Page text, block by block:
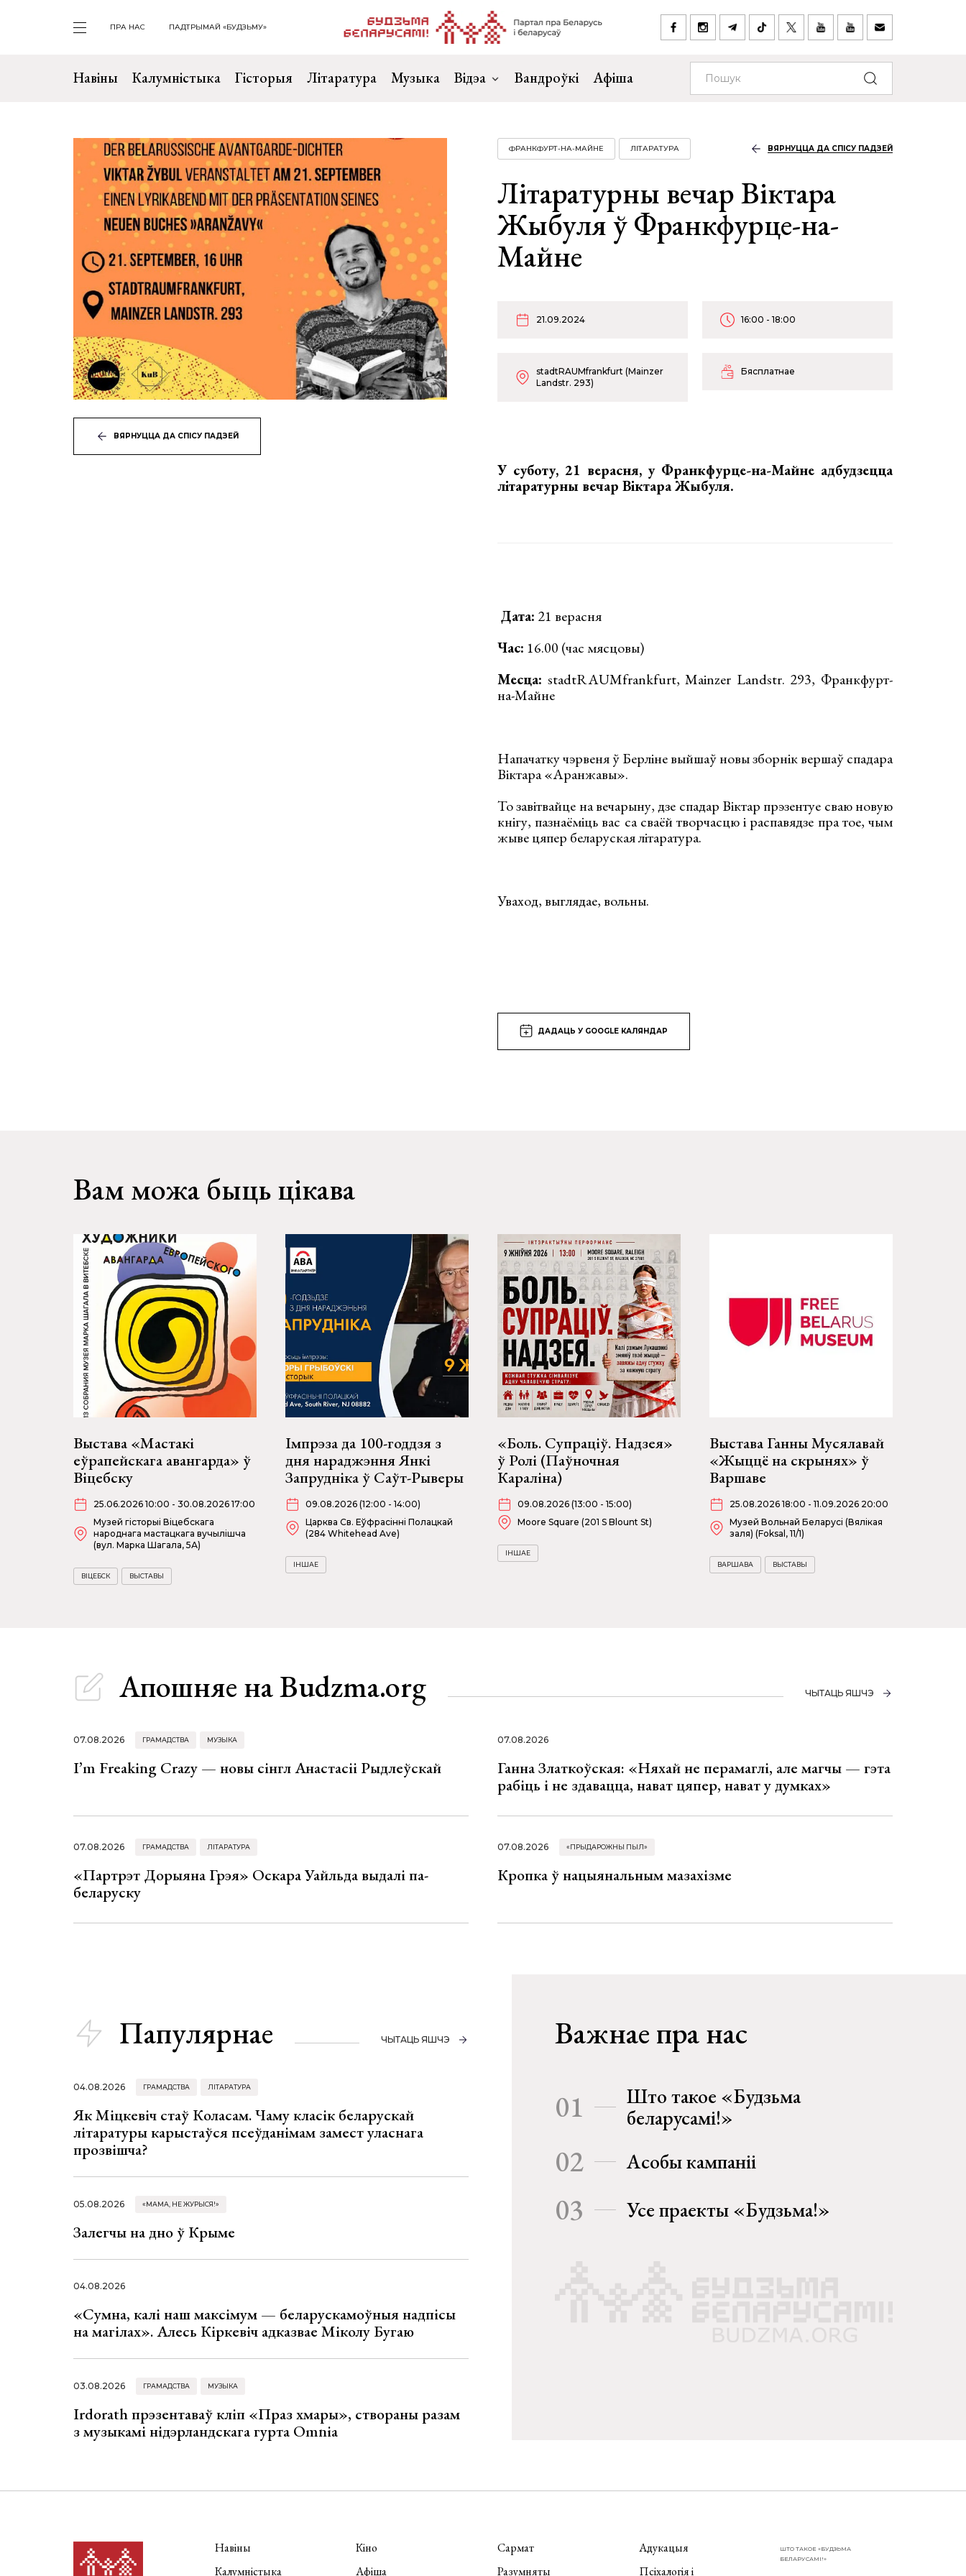
ПРА НАС ПАДТРЫМАЙ «БУДЗЬМУ»
Навіны Калумністыка Гісторыя Літаратура Музыка Відэа Вандроўкі Афіша
ВЯРНУЦЦА ДА СПІСУ ПАДЗЕЙ
ФРАНКФУРТ-НА-МАЙНЕ ЛІТАРАТУРА ВЯРНУЦЦА ДА СПІСУ ПАДЗЕЙ
Літаратурны вечар Віктара
Жыбуля ў Франкфурце-на-
Майне
21.09.2024 16:00 - 18:00
stadtRAUMfrankfurt (Mainzer
Landstr. 293)
Бясплатнае
У суботу, 21 верасня, у Франкфурце-на-Майне адбудзецца
літаратурны вечар Віктара Жыбуля.
Дата: 21 верасня
Час: 16.00 (час мясцовы)
Месца: stadtRAUMfrankfurt, Mainzer Landstr. 293, Франкфурт-
на-Майне
Напачатку чэрвеня ў Берліне выйшаў новы зборнік вершаў спадара
Віктара «Аранжавы».
То завітвайце на вечарыну, дзе спадар Віктар прэзентуе сваю новую
кнігу, пазнаёміць вас са сваёй творчасцю і распавядзе пра тое, чым
жыве цяпер беларуская літаратура.
Уваход, выглядае, вольны.
ДАДАЦЬ У GOOGLE КАЛЯНДАР
Вам можа быць цікава
Выстава «Мастакі
еўрапейскага авангарда» ў
Віцебску
25.06.2026 10:00 - 30.08.2026 17:00
Музей гісторыі Віцебскага
народнага мастацкага вучылішча
(вул. Марка Шагала, 5А)
ВІЦЕБСК ВЫСТАВЫ
Імпрэза да 100-годдзя з
дня нараджэння Янкі
Запрудніка ў Саўт-Рыверы
09.08.2026 (12:00 - 14:00)
Царква Св. Еўфрасінні Полацкай
(284 Whitehead Ave)
ІНШАЕ
«Боль. Супраціў. Надзея»
ў Ролі (Паўночная
Караліна)
09.08.2026 (13:00 - 15:00)
Moore Square (201 S Blount St)
ІНШАЕ
Выстава Ганны Мусялавай
«Жыццё на скрынях» ў
Варшаве
25.08.2026 18:00 - 11.09.2026 20:00
Музей Вольнай Беларусі (Вялікая
заля) (Foksal, 11/1)
ВАРШАВА ВЫСТАВЫ
Апошняе на Budzma.org ЧЫТАЦЬ ЯШЧЭ
07.08.2026 ГРАМАДСТВА МУЗЫКА
I’m Freaking Crazy — новы сінгл Анастасіі Рыдлеўскай
07.08.2026
Ганна Златкоўская: «Няхай не перамаглі, але магчы — гэта
рабіць і не здавацца, нават цяпер, нават у думках»
07.08.2026 ГРАМАДСТВА ЛІТАРАТУРА
«Партрэт Дорыяна Грэя» Оскара Уайльда выдалі па-
беларуску
07.08.2026 «ПРЫДАРОЖНЫ ПЫЛ»
Кропка ў нацыянальным мазахізме
Папулярнае ЧЫТАЦЬ ЯШЧЭ
04.08.2026 ГРАМАДСТВА ЛІТАРАТУРА
Як Міцкевіч стаў Коласам. Чаму класік беларускай
літаратуры карыстаўся псеўданімам замест уласнага
прозвішча?
05.08.2026 «МАМА, НЕ ЖУРЫСЯ!»
Залегчы на дно ў Крыме
04.08.2026
«Сумна, калі наш максімум — беларускамоўныя надпісы
на магілах». Алесь Кіркевіч адказвае Міколу Бугаю
03.08.2026 ГРАМАДСТВА МУЗЫКА
Irdorath прэзентаваў кліп «Праз хмары», створаны разам
з музыкамі нідэрландскага гурта Omnia
Важнае пра нас
01
Што такое «Будзьма
беларусамі!»
02 Асобы кампаніі
03 Усе праекты «Будзьма!»
Навіны
Калумністыка
Кіно
Афіша
Сармат
Разумняты
Адукацыя
Псіхалогія і
ШТО ТАКОЕ «БУДЗЬМА
БЕЛАРУСАМІ!»